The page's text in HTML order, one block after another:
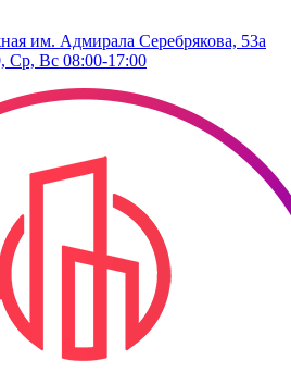
им. Адмирала Серебрякова, 53а
Ср, Вс 08:00-17:00